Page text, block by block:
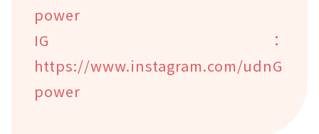
power
IG：
https://www.instagram.com/udnG
power